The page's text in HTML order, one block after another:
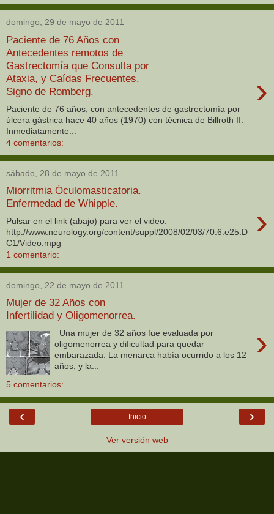
domingo, 29 de mayo de 2011
Paciente de 76 Años con
Antecedentes remotos de
Gastrectomía que Consulta por
Ataxia, y Caídas Frecuentes.
Signo de Romberg.
›
Paciente de 76 años, con antecedentes de gastrectomía por
úlcera gástrica hace 40 años (1970) con técnica de Billroth II.
Inmediatamente...
4 comentarios:
sábado, 28 de mayo de 2011
Miorritmia Óculomasticatoria.
Enfermedad de Whipple.
›
Pulsar en el link (abajo) para ver el video.
http://www.neurology.org/content/suppl/2008/02/03/70.6.e25.D
C1/Video.mpg
1 comentario:
domingo, 22 de mayo de 2011
Mujer de 32 Años con
Infertilidad y Oligomenorrea.
›
Una mujer de 32 años fue evaluada por
oligomenorrea y dificultad para quedar
embarazada. La menarca había ocurrido a los 12
años, y la...
5 comentarios:
‹ ›
Inicio
Ver versión web